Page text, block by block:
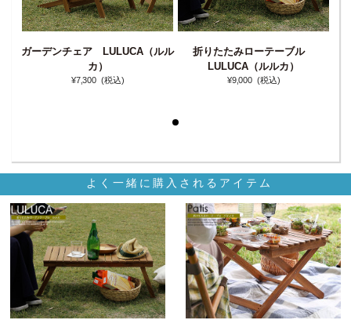
ガーデンチェア LULUCA（ルル
カ）
¥7‚300 (税込)
折りたたみローテーブル
LULUCA（ルルカ）
¥9‚000 (税込)
よく一緒に購入されるアイテム